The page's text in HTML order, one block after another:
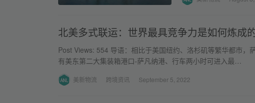
北美多式联运：世界最具竞争力是如何炼成的
Post Views: 554 导语：相比于美国纽约、洛杉矶等繁华都市
有美东第二大集装箱港口-萨凡纳港、行车两小时可进入最…
美新物流 跨境资讯 September 5, 2022